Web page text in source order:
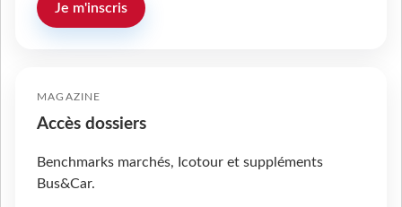
Je m'inscris
MAGAZINE
Accès dossiers
Benchmarks marchés, Icotour et suppléments
Bus&Car.